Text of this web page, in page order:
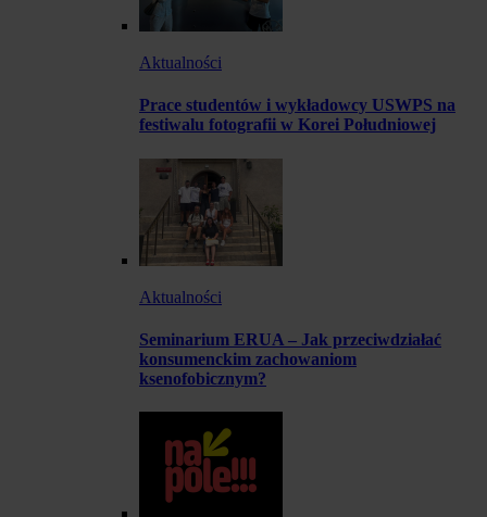
Aktualności
Prace studentów i wykładowcy USWPS na
festiwalu fotografii w Korei Południowej
Aktualności
Seminarium ERUA – Jak przeciwdziałać
konsumenckim zachowaniom
ksenofobicznym?